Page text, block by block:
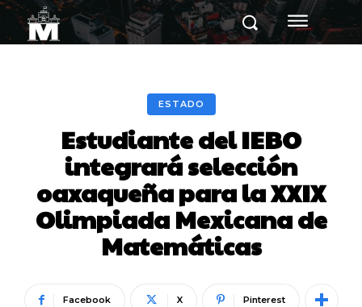
ESTADO
Estudiante del IEBO
integrará selección
oaxaqueña para la XXIX
Olimpiada Mexicana de
Matemáticas
Facebook X Pinterest